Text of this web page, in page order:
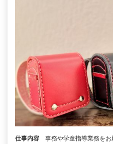
仕事内容
事務や学童指導業務を